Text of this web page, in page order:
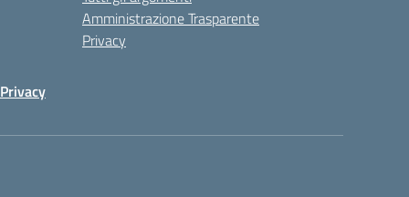
Amministrazione Trasparente
Privacy
Privacy